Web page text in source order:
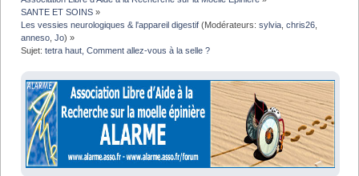
SANTE ET SOINS »
Les vessies neurologiques & l'appareil digestif (Modérateurs:sylvia ,chris26
anneso ,Jo) »
Sujet:tetra haut, Comment allez-vous à la selle ?